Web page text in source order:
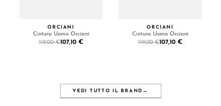
ORCIANI
Cintura Uomo Orciani
119,00 €107,10 €
ORCIANI
Cintura Uomo Orciani
119,00 €107,10 €
VEDI TUTTO IL BRAND →